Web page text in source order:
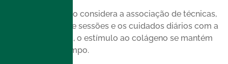
Esse planejamento considera a associação de técnicas,
os intervalos entre sessões e os cuidados diários com a
pele. Dessa forma, o estímulo ao colágeno se mantém
ativo por mais tempo.